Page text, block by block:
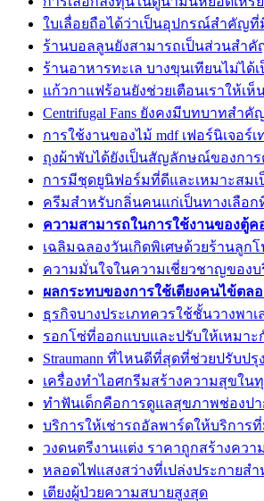
ใบเลื่อยถือได้ว่าเป็นอุปกรณ์สำคัญ
ร้านบอลลูนยังสามารถเป็นส่วนสำ
ร้านอาหารทะเล บางขุนเทียนไม่ได้
แก้วกาแฟร้อนยังช่วยเตือนเราให้เ
Centrifugal Fans ยังคงมีบทบาทสำ
การใช้งานของไม้ mdf เฟอร์นิเจอร์
ถุงผ้าพับได้ยังเป็นสัญลักษณ์ของกา
การมีชุดยูนิฟอร์มที่ดีและเหมาะสม
ครีมสำหรับกลิ่นคนแก่เป็นทางเลือ
ความสามารถในการใช้งานของตู้
เฉลิมฉลองวันเกิดพิเศษด้วยร้านลูกโ
ความมั่นใจในความเชี่ยวชาญของ
ผลกระทบของการใช้เตียงคนไข้ตล
ธุรกิจบางประเภทควรใช้ชั้นวางพาเ
รอกโซ่ที่ออกแบบและปรับให้เหมา
Straumann ที่ไหนดีที่สุดที่ช่วยปรับป
เครื่องทำไอศกรีมสร้างความสุขใน
ทำฟันเด็กคือการดูแลสุขภาพช่องป
บริการให้เช่ารถอัลพาร์ดให้บริกา
วงดนตรีงานแต่ง ราคาถูกสร้างคว
หลอดไฟแสงสว่างที่เปล่งประกายส
เตียงผู้ป่วยความสบายสูงสุด